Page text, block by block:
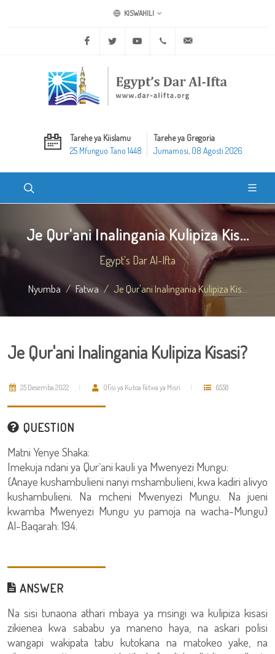
KISWAHILI
Facebook Twitter Youtube +20 2 25970400
Tarehe ya Kiislamu
25 Mfunguo Tano 1448
Tarehe ya Gregoria
Jumamosi, 08 Agosti 2026
Je Qur'ani Inalingania Kulipiza Kis...
Egypt's Dar Al-Ifta
Nyumba Fatwa Je Qur'ani Inalingania Kulipiza Kis...
Je Qur'ani Inalingania Kulipiza Kisasi?
25 Desemba 2022 Ofisi ya Kutoa Fatwa ya Misri 6558
QUESTION
Matni Yenye Shaka:
Imekuja ndani ya Qur`ani kauli ya Mwenyezi Mungu:
{Anaye kushambulieni nanyi mshambulieni, kwa kadiri alivyo
kushambulieni. Na mcheni Mwenyezi Mungu. Na jueni
kwamba Mwenyezi Mungu yu pamoja na wacha-Mungu}
Al-Baqarah: 194.
ANSWER
Na sisi tunaona athari mbaya ya msingi wa kulipiza kisasi
zikienea kwa sababu ya maneno haya, na askari polisi
wangapi wakipata tabu kutokana na matokeo yake, na